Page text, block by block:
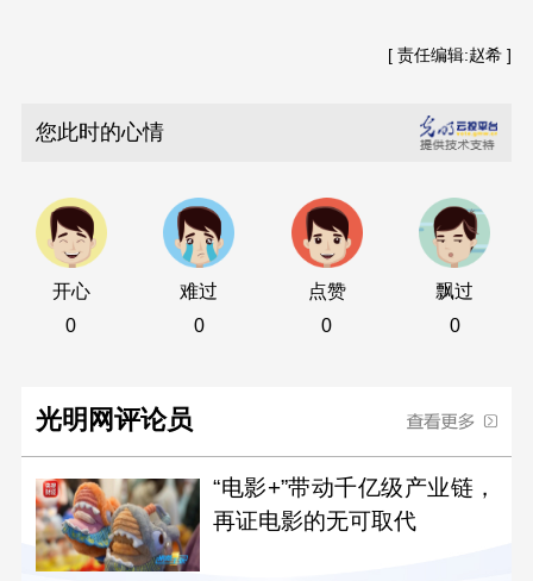
[ 责任编辑:赵希 ]
您此时的心情
开心
0
难过
0
点赞
0
飘过
0
光明网评论员
“电影+”带动千亿级产业链，
再证电影的无可取代